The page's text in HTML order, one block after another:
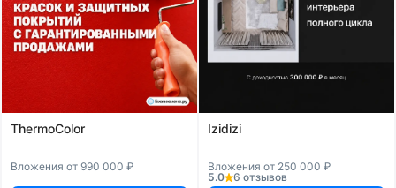
ThermoColor
Вложения от 990 000 ₽
Izidizi
Вложения от 250 000 ₽
5.0
6 отзывов